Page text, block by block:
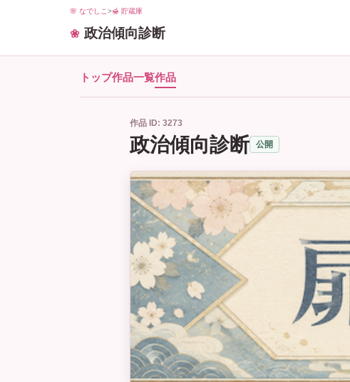
🌸 なでしこ >🍯 貯蔵庫
政治傾向診断
トップ作品一覧作品
作品 ID: 3273
政治傾向診断 公開